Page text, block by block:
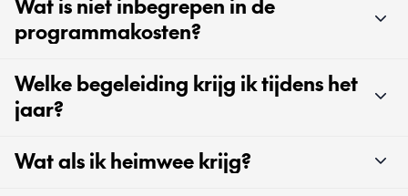
programmakosten?
Welke begeleiding krijg ik tijdens het
jaar?
Wat als ik heimwee krijg?